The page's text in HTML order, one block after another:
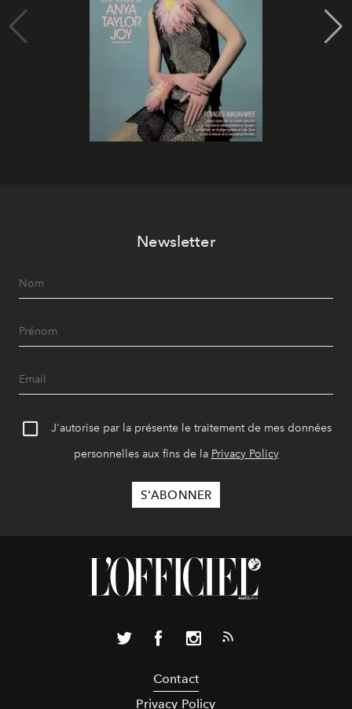
Newsletter
J'autorise par la présente le traitement de mes données
personnelles aux fins de la Privacy Policy
Contact
Privacy Policy